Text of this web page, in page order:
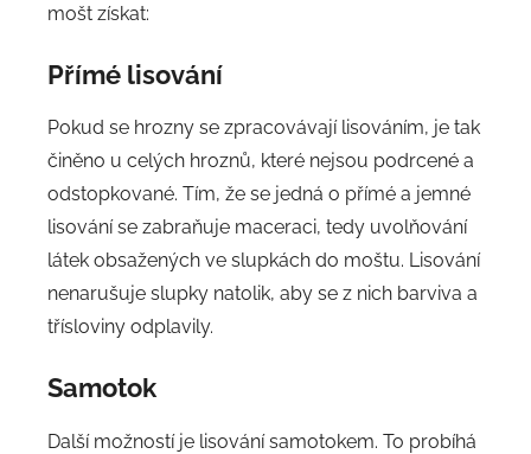
mošt získat:
Přímé lisování
Pokud se hrozny se zpracovávají lisováním, je tak
činěno u celých hroznů, které nejsou podrcené a
odstopkované. Tím, že se jedná o přímé a jemné
lisování se zabraňuje maceraci, tedy uvolňování
látek obsažených ve slupkách do moštu. Lisování
nenarušuje slupky natolik, aby se z nich barviva a
třísloviny odplavily.
Samotok
Další možností je lisování samotokem. To probíhá